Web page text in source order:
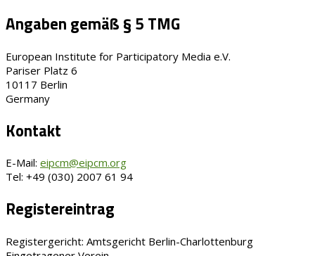
Angaben gemäß § 5 TMG
European Institute for Participatory Media e.V.
Pariser Platz 6
10117 Berlin
Germany
Kontakt
E-Mail: eipcm@eipcm.org
Tel: +49 (030) 2007 61 94
Registereintrag
Registergericht: Amtsgericht Berlin-Charlottenburg